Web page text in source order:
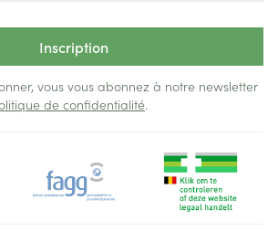
Inscription
vous vous abonnez à notre newsletter
de confidentialité.